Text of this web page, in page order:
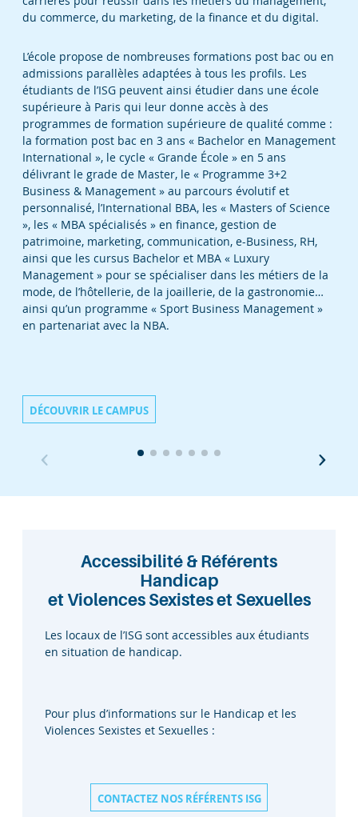
du commerce, du marketing, de la finance et du digital.
L’école propose de nombreuses formations post bac ou en
admissions parallèles adaptées à tous les profils. Les
étudiants de l’ISG peuvent ainsi étudier dans une école
supérieure à Paris qui leur donne accès à des
programmes de formation supérieure de qualité comme :
la formation post bac en 3 ans « Bachelor en Management
International », le cycle « Grande École » en 5 ans
délivrant le grade de Master, le « Programme 3+2
Business & Management » au parcours évolutif et
personnalisé, l’International BBA, les « Masters of Science
», les « MBA spécialisés » en finance, gestion de
patrimoine, marketing, communication, e-Business, RH,
ainsi que les cursus Bachelor et MBA « Luxury
Management » pour se spécialiser dans les métiers de la
mode, de l’hôtellerie, de la joaillerie, de la gastronomie…
ainsi qu’un programme « Sport Business Management »
en partenariat avec la NBA.
DÉCOUVRIR LE CAMPUS
DÉCOUVRIR LE CAMPUS
DÉCOUVRIR LE CAMPUS
DÉCOUVRIR LE CAMPUS
DÉCOUVRIR LE CAMPUS
Accessibilité & Référents
Handicap
et Violences Sexistes et Sexuelles
Les locaux de l’ISG sont accessibles aux étudiants
en situation de handicap.
Pour plus d’informations sur le Handicap et les
Violences Sexistes et Sexuelles :
CONTACTEZ NOS RÉFÉRENTS ISG